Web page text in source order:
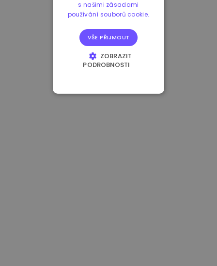
s našimi zásadami
používání souborů cookie.
VŠE PŘIJMOUT
ZOBRAZIT
PODROBNOSTI